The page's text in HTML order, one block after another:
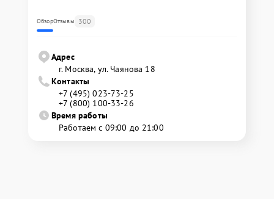
ОбзорОтзывы 300
Адрес
г. Москва, ул. Чаянова 18
Контакты
+7 (495) 023-73-25
+7 (800) 100-33-26
Время работы
Работаем с 09:00 до 21:00